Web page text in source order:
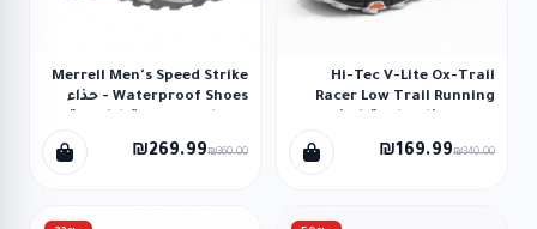
Hi-Tec V-Lite Ox-Trail
Racer Low Trail Running
لايت او اكس تريل لو لون
رمادي فاتح₪169.99₪340.00
Merrell Men's Speed Strike
Waterproof Shoes - حذاء
بروف للرجال لون زيتي
₪269.99₪360.00